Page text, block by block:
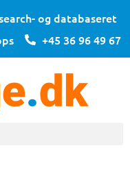
og databaseret
+45 36 96 49 67